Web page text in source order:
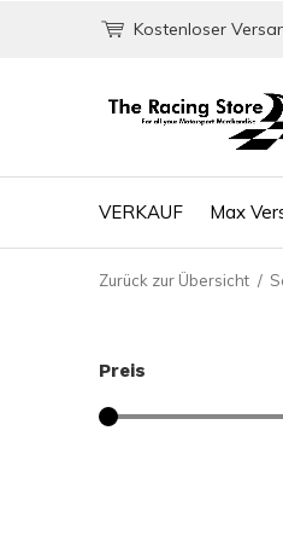
VERKAUF Max
Kostenloser
Zurück zur Übersicht
Preis